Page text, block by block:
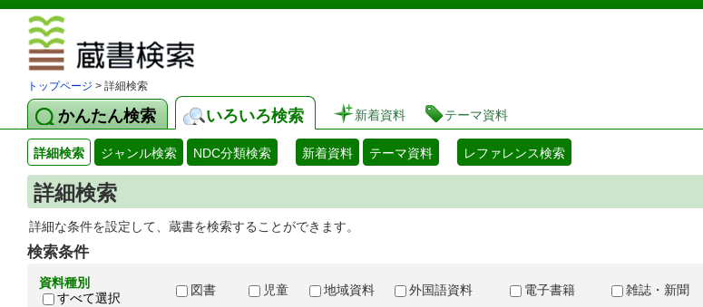
トップページ > 詳細検索
かんたん検索 いろいろ検索 新着資料 テーマ資料
詳細検索 ジャンル検索 NDC分類検索 新着資料 テーマ資料 レファレンス検索
詳細検索
詳細な条件を設定して、蔵書を検索することができます。
検索条件
資料種別
すべて選択
図書 児童 地域資料 外国語資料 電子書籍 雑誌・新聞